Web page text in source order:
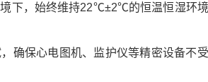
下，始终维持22℃±2℃的恒温恒湿环境
确保心电图机、监护仪等精密设备不